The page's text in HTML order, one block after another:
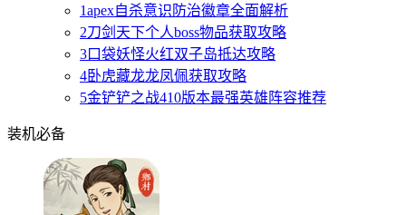
1apex自杀意识防治徽章全面解析
2刀剑天下个人boss物品获取攻略
3口袋妖怪火红双子岛抵达攻略
4卧虎藏龙龙凤佩获取攻略
5金铲铲之战410版本最强英雄阵容推荐
装机必备